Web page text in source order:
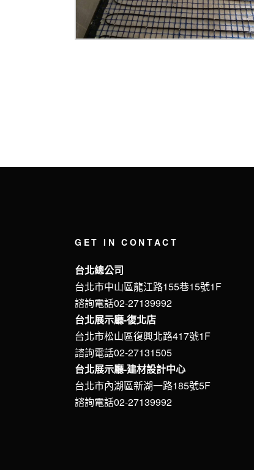
GET IN CONTACT
台北總公司
台北市中山區龍江路155巷15號1F
諮詢電話02-27139992
台北展示廳-復北店
台北市松山區復興北路417號1F
諮詢電話02-27131505
台北展示廳-建材設計中心
台北市內湖區新湖一路185號5F
諮詢電話02-27139992